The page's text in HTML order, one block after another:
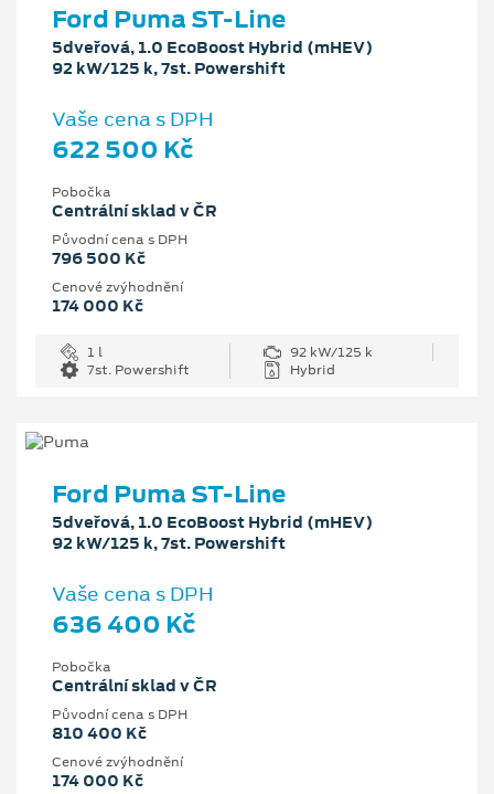
Ford Puma ST-Line
5dveřová, 1.0 EcoBoost Hybrid (mHEV)
92 kW/125 k, 7st. Powershift
Vaše cena s DPH
622 500 Kč
Pobočka
Centrální sklad v ČR
Původní cena s DPH
796 500 Kč
Cenové zvýhodnění
174 000 Kč
1 l
92 kW/125 k
7st. Powershift
Hybrid
Ford Puma ST-Line
5dveřová, 1.0 EcoBoost Hybrid (mHEV)
92 kW/125 k, 7st. Powershift
Vaše cena s DPH
636 400 Kč
Pobočka
Centrální sklad v ČR
Původní cena s DPH
810 400 Kč
Cenové zvýhodnění
174 000 Kč